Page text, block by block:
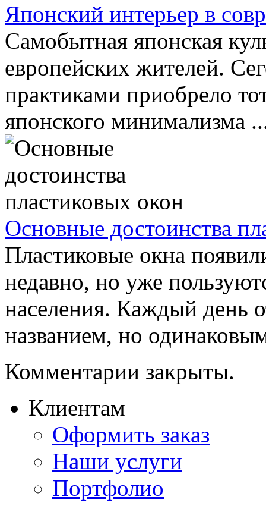
Японский интерьер в
Самобытная японская
европейских жителей.
практиками приобрело
японского минимализма
Основные достоинства
Пластиковые окна
недавно, но уже
населения. Каждый день
названием, но
Комментарии закрыты.
Клиентам
Оформить заказ
Наши услуги
Портфолио